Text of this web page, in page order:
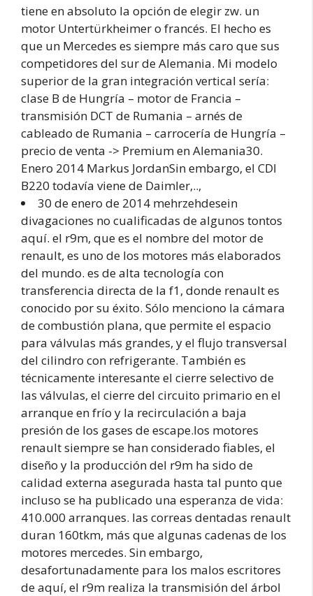
tiene en absoluto la opción de elegir zw. un
motor Untertürkheimer o francés. El hecho es
que un Mercedes es siempre más caro que sus
competidores del sur de Alemania. Mi modelo
superior de la gran integración vertical sería:
clase B de Hungría – motor de Francia –
transmisión DCT de Rumania – arnés de
cableado de Rumania – carrocería de Hungría –
precio de venta -> Premium en Alemania30.
Enero 2014 Markus JordanSin embargo, el CDI
B220 todavía viene de Daimler,..,
30 de enero de 2014 mehrzehdesein
divagaciones no cualificadas de algunos tontos
aquí. el r9m, que es el nombre del motor de
renault, es uno de los motores más elaborados
del mundo. es de alta tecnología con
transferencia directa de la f1, donde renault es
conocido por su éxito. Sólo menciono la cámara
de combustión plana, que permite el espacio
para válvulas más grandes, y el flujo transversal
del cilindro con refrigerante. También es
técnicamente interesante el cierre selectivo de
las válvulas, el cierre del circuito primario en el
arranque en frío y la recirculación a baja
presión de los gases de escape.los motores
renault siempre se han considerado fiables, el
diseño y la producción del r9m ha sido de
calidad externa asegurada hasta tal punto que
incluso se ha publicado una esperanza de vida:
410.000 arranques. las correas dentadas renault
duran 160tkm, más que algunas cadenas de los
motores mercedes. Sin embargo,
desafortunadamente para los malos escritores
de aquí, el r9m realiza la transmisión del árbol